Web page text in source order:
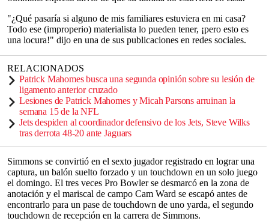
"¿Qué pasaría si alguno de mis familiares estuviera en mi casa?
Todo ese (improperio) materialista lo pueden tener, ¡pero esto es
una locura!" dijo en una de sus publicaciones en redes sociales.
RELACIONADOS
Patrick Mahomes busca una segunda opinión sobre su lesión de
ligamento anterior cruzado
Lesiones de Patrick Mahomes y Micah Parsons arruinan la
semana 15 de la NFL
Jets despiden al coordinador defensivo de los Jets, Steve Wilks
tras derrota 48-20 ante Jaguars
Simmons se convirtió en el sexto jugador registrado en lograr una
captura, un balón suelto forzado y un touchdown en un solo juego
el domingo. El tres veces Pro Bowler se desmarcó en la zona de
anotación y el mariscal de campo Cam Ward se escapó antes de
encontrarlo para un pase de touchdown de uno yarda, el segundo
touchdown de recepción en la carrera de Simmons.